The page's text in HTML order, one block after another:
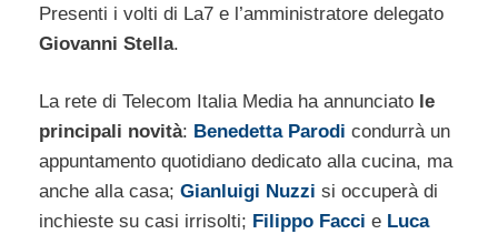
Presenti i volti di La7 e l’amministratore delegato
Giovanni Stella.
La rete di Telecom Italia Media ha annunciato le
principali novità: Benedetta Parodi condurrà un
appuntamento quotidiano dedicato alla cucina, ma
anche alla casa; Gianluigi Nuzzi si occuperà di
inchieste su casi irrisolti; Filippo Facci e Luca